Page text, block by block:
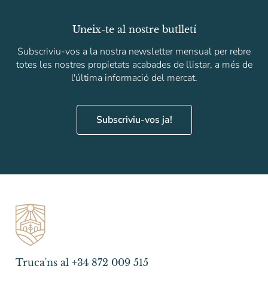
Uneix-te al nostre butlletí
Subscriviu-vos a la nostra newsletter mensual per rebre
totes les nostres propietats acabades de llistar, a més de
l'última informació del mercat.
Subscriviu-vos ja!
Truca'ns al +34 872 009 515